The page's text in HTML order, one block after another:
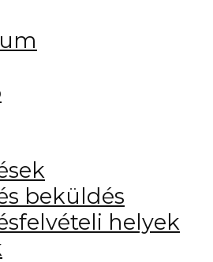
beküldés
helyek